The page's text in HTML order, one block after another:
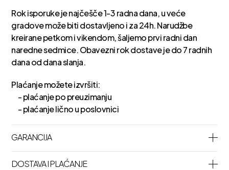
Rok isporuke je najčešče 1-3 radna dana, u veće
gradove može biti dostavljeno i za 24h. Narudžbe
kreirane petkom i vikendom, šaljemo prvi radni dan
naredne sedmice. Obavezni rok dostave je do 7 radnih
dana od dana slanja.
Plaćanje možete izvršiti:
- plaćanje po preuzimanju
- plaćanje lično u poslovnici
GARANCIJA
DOSTAVA I PLAĆANJE